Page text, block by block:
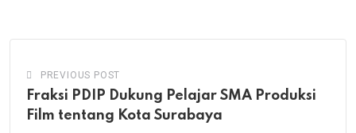
PREVIOUS POST
Fraksi PDIP Dukung Pelajar SMA Produksi
Film tentang Kota Surabaya